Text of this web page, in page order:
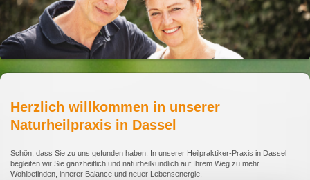
Herzlich willkommen in unserer
Naturheilpraxis in Dassel
Schön, dass Sie zu uns gefunden haben. In unserer Heilpraktiker-Praxis in Dassel
begleiten wir Sie ganzheitlich und naturheilkundlich auf Ihrem Weg zu mehr
Wohlbefinden, innerer Balance und neuer Lebensenergie.